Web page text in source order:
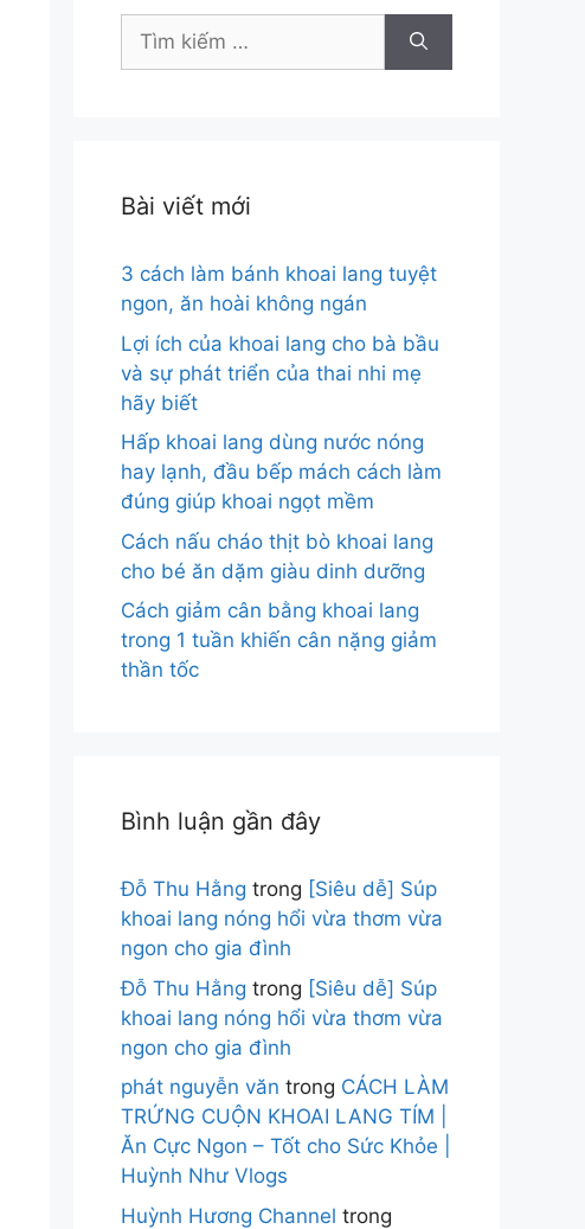
Tìm
Bài viết mới
3 cách làm bánh khoai lang tuyệt
ngon, ăn hoài không ngán
Lợi ích của khoai lang cho bà bầu
và sự phát triển của thai nhi mẹ
hãy biết
Hấp khoai lang dùng nước nóng
hay lạnh, đầu bếp mách cách làm
đúng giúp khoai ngọt mềm
Cách nấu cháo thịt bò khoai lang
cho bé ăn dặm giàu dinh dưỡng
Cách giảm cân bằng khoai lang
trong 1 tuần khiến cân nặng giảm
thần tốc
Bình luận gần đây
Đỗ Thu Hằng trong [Siêu dễ] Súp
khoai lang nóng hổi vừa thơm vừa
ngon cho gia đình
Đỗ Thu Hằng trong [Siêu dễ] Súp
khoai lang nóng hổi vừa thơm vừa
ngon cho gia đình
phát nguyễn văn trong CÁCH LÀM
TRỨNG CUỘN KHOAI LANG TÍM |
Ăn Cực Ngon – Tốt cho Sức Khỏe |
Huỳnh Như Vlogs
Huỳnh Hương Channel trong